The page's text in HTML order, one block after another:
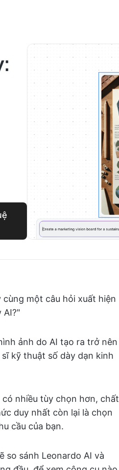
một câu hỏi xuất hiện
AI?"
ảnh do AI tạo ra trở nên
kỹ thuật số dày dạn kinh
nhiều tùy chọn hơn, chất
duy nhất còn lại là chọn
cầu của bạn.
so sánh Leonardo AI và